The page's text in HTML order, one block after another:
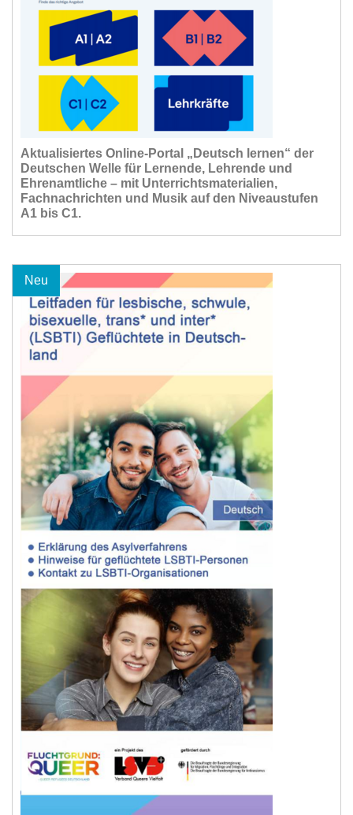
Aktualisiertes Online-Portal „Deutsch lernen“ der
Deutschen Welle für Lernende, Lehrende und
Ehrenamtliche – mit Unterrichtsmaterialien,
Fachnachrichten und Musik auf den Niveaustufen
A1 bis C1.
Neu